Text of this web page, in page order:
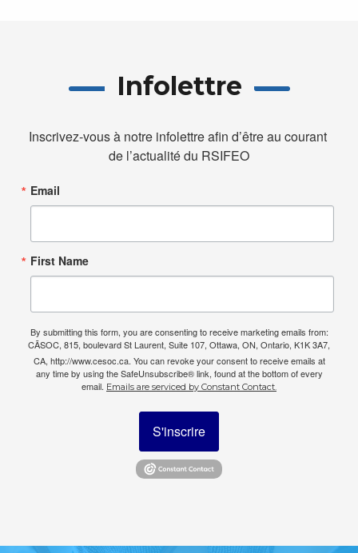
Infolettre
Inscrivez-vous à notre infolettre afin d’être au courant
de l’actualité du RSIFEO
Email
First Name
By submitting this form, you are consenting to receive marketing emails from:
CÃSOC, 815, boulevard St Laurent, Suite 107, Ottawa, ON, Ontario, K1K 3A7,
CA, http://www.cesoc.ca. You can revoke your consent to receive emails at
any time by using the SafeUnsubscribe® link, found at the bottom of every
email. Emails are serviced by Constant Contact.
S'inscrire